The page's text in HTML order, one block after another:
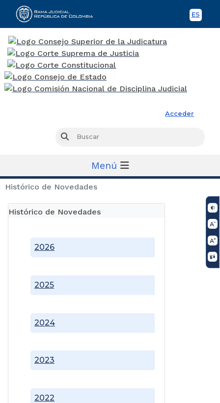
ES
Acceder
Buscar
Menú
Histórico de Novedades
Histórico de Novedades
2022
2023
2024
2025
2026